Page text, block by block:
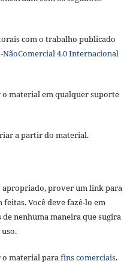
com o trabalho publicado
4.0 Internacional
material em qualquer suporte
a partir do material.
prover um link para
Você deve fazê-lo em
nenhuma maneira que sugira
material parafins comerciais.